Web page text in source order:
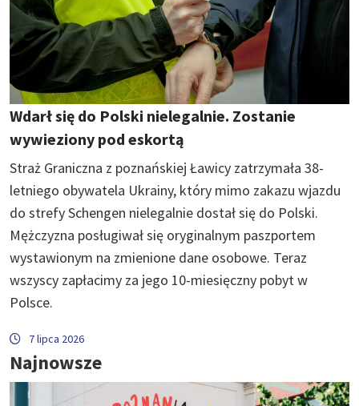
Wdarł się do Polski nielegalnie. Zostanie
wywieziony pod eskortą
Straż Graniczna z poznańskiej Ławicy zatrzymała 38-
letniego obywatela Ukrainy, który mimo zakazu wjazdu
do strefy Schengen nielegalnie dostał się do Polski.
Mężczyzna posługiwał się oryginalnym paszportem
wystawionym na zmienione dane osobowe. Teraz
wszyscy zapłacimy za jego 10-miesięczny pobyt w
Polsce.
7 lipca 2026
Najnowsze